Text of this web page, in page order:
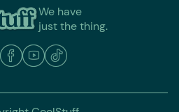
We have
just the thing.